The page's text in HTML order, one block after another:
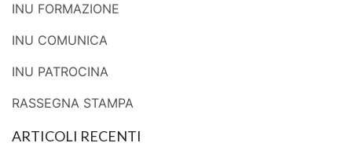
INU FORMAZIONE
INU COMUNICA
INU PATROCINA
RASSEGNA STAMPA
ARTICOLI RECENTI